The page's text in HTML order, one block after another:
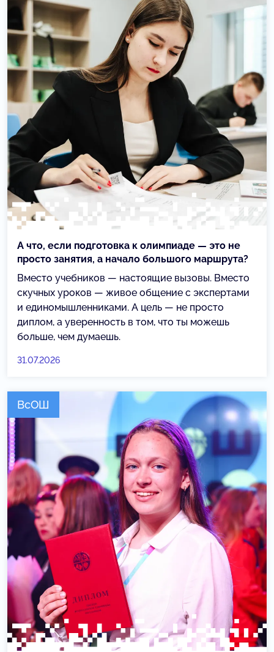
А что, если подготовка к олимпиаде — это не
просто занятия, а начало большого маршрута?
Вместо учебников — настоящие вызовы. Вместо
скучных уроков — живое общение с экспертами
и единомышленниками. А цель — не просто
диплом, а уверенность в том, что ты можешь
больше, чем думаешь.
31.07.2026
ВсОШ